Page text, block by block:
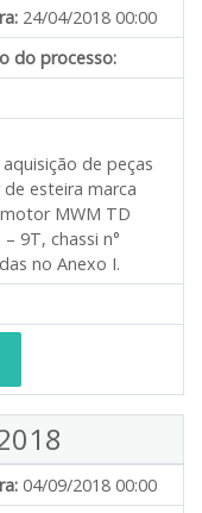
24/04/2018 00:00
do processo:
de peças
esteira marca
MWM TD
9T, chassi n°
no Anexo I.
04/09/2018 00:00